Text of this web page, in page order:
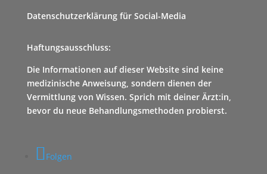
Datenschutzerklärung für Social-Media
Haftungsausschluss:
Die Informationen auf dieser Website sind keine
medizinische Anweisung, sondern dienen der
Vermittlung von Wissen. Sprich mit deiner Ärzt:in,
bevor du neue Behandlungsmethoden probierst.
Folgen